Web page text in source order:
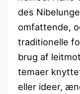
des
omfattende,
traditionelle
brug af
temaer
eller ideer,